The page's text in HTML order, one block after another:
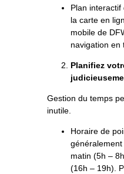
Plan interactif
la carte en
mobile de
navigation en
Planifiez
Gestion du temps
inutile.
Horaire de
matin (5h –
(16h – 19h).